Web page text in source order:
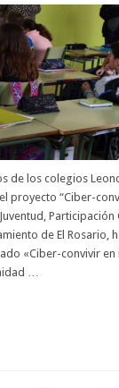
de los colegios
proyecto “Ciber-
Participación
de El Rosario,
«Ciber-convivir en
…